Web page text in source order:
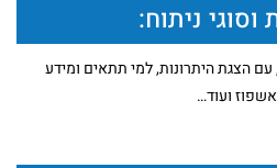
ניתוח:
עם הצגת היתרונות, למי תתאים ומידע
ועוד…